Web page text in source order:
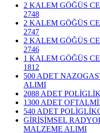
2 KALEM GÖĞÜS
2748
2 KALEM GÖĞÜS
2747
2 KALEM GÖĞÜS
2746
1 KALEM GÖĞÜS
1812
500 ADET
ALIMI
2088 ADET
1300 ADET
540 ADET
GİRİŞİMSEL
MALZEME ALIMI